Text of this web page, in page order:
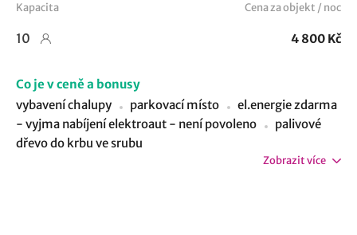
Kapacita Cena za objekt / noc
10 4 800 Kč
Co je v ceně a bonusy
vybavení chalupy
parkovací místo
el.energie zdarma
- vyjma nabíjení elektroaut - není povoleno
palivové
dřevo do krbu ve srubu
Zobrazit více